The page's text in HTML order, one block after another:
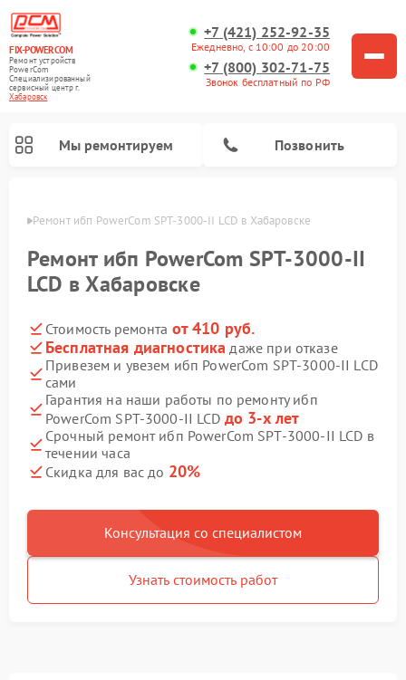
FIX-POWERCOM
Ремонт устройств
PowerCom
Специализированный
cервисный центр г.
Хабаровск
+7 (421) 252-92-35
Ежедневно, с 10:00 до 20:00
+7 (800) 302-71-75
Звонок бесплатный по РФ
Мы ремонтируем Позвонить
Ремонт ибп PowerCom SPT-3000-II LCD в Хабаровске
Ремонт ибп PowerCom SPT-3000-II
LCD в Хабаровске
Стоимость ремонта от 410 руб.
Бесплатная диагностика даже при отказе
Привезем и увезем ибп PowerCom SPT-3000-II LCD
сами
Гарантия на наши работы по ремонту ибп
PowerCom SPT-3000-II LCD до 3-х лет
Срочный ремонт ибп PowerCom SPT-3000-II LCD в
течении часа
Скидка для вас до 20%
Консультация со специалистом
Узнать стоимость работ